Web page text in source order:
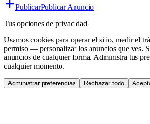
PublicarPublicar Anuncio
Tus opciones de privacidad
Usamos cookies para operar el sitio, medir el
permiso — personalizar los anuncios que ves.
anuncios de cualquier forma. Administra tus
cualquier momento.
Administrar preferencias Rechazar todo